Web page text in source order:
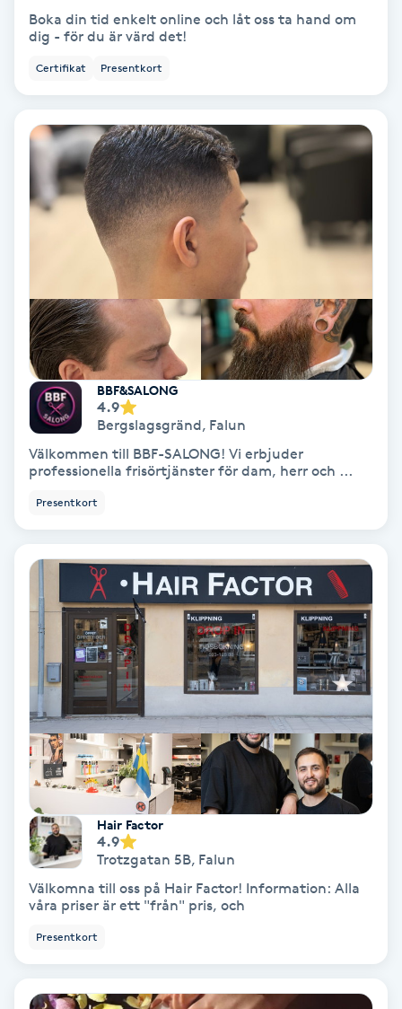
Klangmassage
Klippning & Slingor
Klippning ungdom
Koppningsmassage
Kosmetisk tatuering
Kostrådgivning
Kroppsinpackning
Kroppspeeling
Laserbehandling
Lashlift Keratin
LED-ljusterapi
Liktornar
LPG
LPG-behandling
LPG-massage
Luggklippning
Boka din tid enkelt online och låt oss ta hand om
dig - för du är värd det!
Certifikat Presentkort
BBF&SALONG
4.9
Bergslagsgränd, Falun
Välkommen till BBF-SALONG! Vi erbjuder
professionella frisörtjänster för dam, herr och ...
Presentkort
Hair Factor
4.9
Trotzgatan 5B, Falun
Välkomna till oss på Hair Factor! Information: Alla
våra priser är ett "från" pris, och
Presentkort